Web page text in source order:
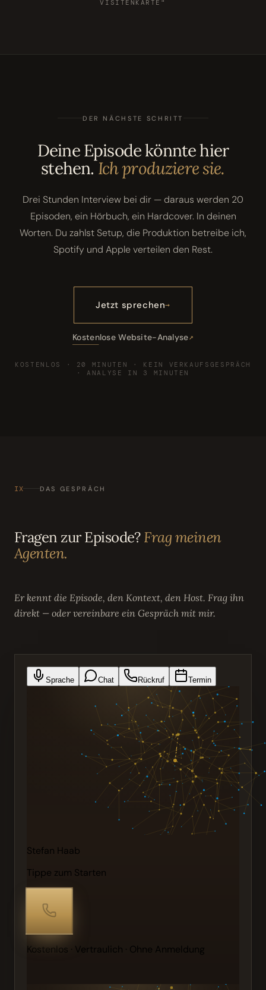
VISITENKARTE"
DER NÄCHSTE SCHRITT
Deine Episode könnte hier
stehen.Ich produziere sie.
Drei Stunden Interview bei dir — daraus werden 20
Episoden, ein Hörbuch, ein Hardcover. In deinen
Worten. Du zahlst Setup, die Produktion betreibe ich,
Spotify und Apple verteilen den Rest.
Jetzt sprechen
Kostenlose Website-Analyse
KOSTENLOS · 20 MINUTEN · KEIN VERKAUFSGESPRÄCH
· ANALYSE IN 3 MINUTEN
IX DAS GESPRÄCH
Fragen zur Episode?Frag meinen
Agenten.
Er kennt die Episode, den Kontext, den Host. Frag ihn
direkt — oder vereinbare ein Gespräch mit mir.
Sprache Chat Rückruf Termin
Stefan Haab
Tippe zum Starten
Kostenlos · Vertraulich · Ohne Anmeldung